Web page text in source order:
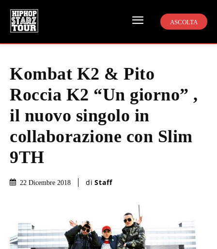
ASCOLTA
Kombat K2 & Pito
Roccia K2 “Un giorno” ,
il nuovo singolo in
collaborazione con Slim
9TH
22 Dicembre 2018 di Staff